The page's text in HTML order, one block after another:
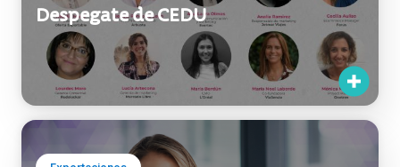
Exportaciones
Uruguay XXI se suma al programa
Despegate de CEDU